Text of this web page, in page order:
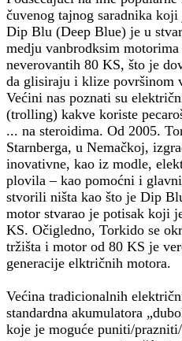
čuvenog tajnog saradnika
Dip Blu (Deep Blue) je u
medju vanbrodksim
neverovantih 80 KS, što je
da glisiraju i klize površinom
Većini nas poznati su
(trolling) kakve koriste
... na steroidima. Od 2005.
Starnberga, u Nemačkoj,
inovativne, kao iz modle,
plovila – kao pomoćni i
stvorili ništa kao što je Dip
motor stvarao je potisak koji
KS. Očigledno, Torkido se
tržišta i motor od 80 KS je
generacije elktričnih motora.
Većina tradicionalnih
standardna akumulatora
koje je moguće puniti/